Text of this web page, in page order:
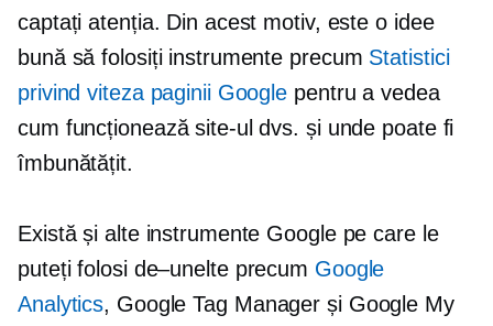
captați atenția. Din acest motiv, este o idee
bună să folosiți instrumente precum Statistici
privind viteza paginii Google pentru a vedea
cum funcționează site-ul dvs. și unde poate fi
îmbunătățit.
Există și alte instrumente Google pe care le
puteți folosi de–unelteprecum Google
Analytics, Google Tag Manager și Google My